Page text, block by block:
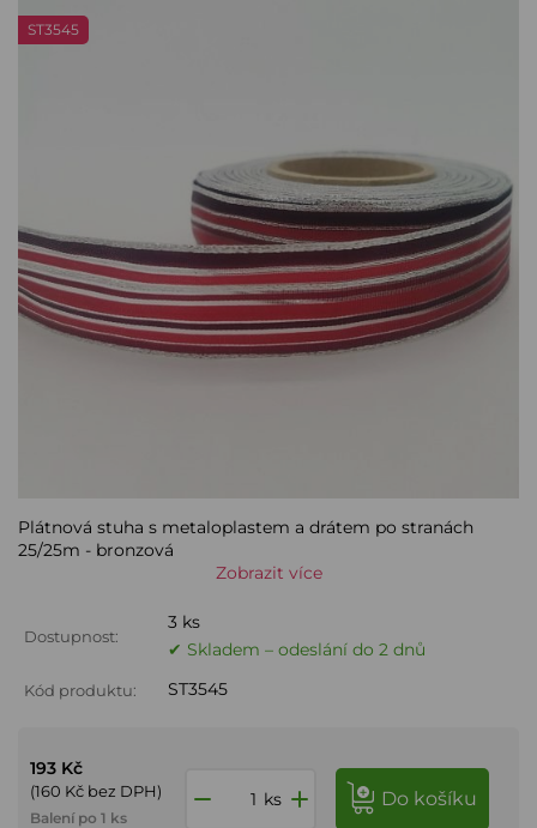
ST3545
Plátnová stuha s metaloplastem a drátem po stranách
25/25m - bronzová
Zobrazit více
Dostupnost:
3 ks
✔ Skladem – odeslání do 2 dnů
Kód produktu: ST3545
193 Kč
(160 Kč bez DPH)
Balení po 1 ks
ks do košíku